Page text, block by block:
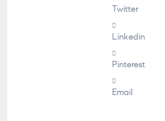
Twitter
Linkedin
Pinterest
Email